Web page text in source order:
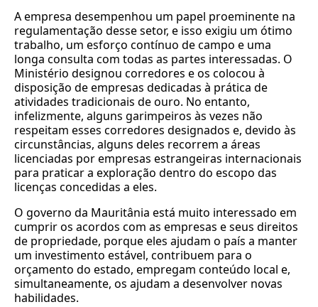
A empresa desempenhou um papel proeminente na
regulamentação desse setor, e isso exigiu um ótimo
trabalho, um esforço contínuo de campo e uma
longa consulta com todas as partes interessadas. O
Ministério designou corredores e os colocou à
disposição de empresas dedicadas à prática de
atividades tradicionais de ouro. No entanto,
infelizmente, alguns garimpeiros às vezes não
respeitam esses corredores designados e, devido às
circunstâncias, alguns deles recorrem a áreas
licenciadas por empresas estrangeiras internacionais
para praticar a exploração dentro do escopo das
licenças concedidas a eles.
O governo da Mauritânia está muito interessado em
cumprir os acordos com as empresas e seus direitos
de propriedade, porque eles ajudam o país a manter
um investimento estável, contribuem para o
orçamento do estado, empregam conteúdo local e,
simultaneamente, os ajudam a desenvolver novas
habilidades.